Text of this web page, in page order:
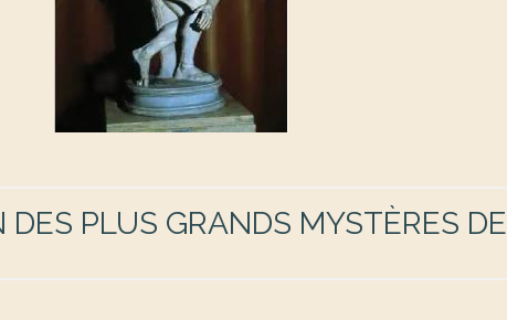
DES PLUS GRANDS MYSTÈRES DE